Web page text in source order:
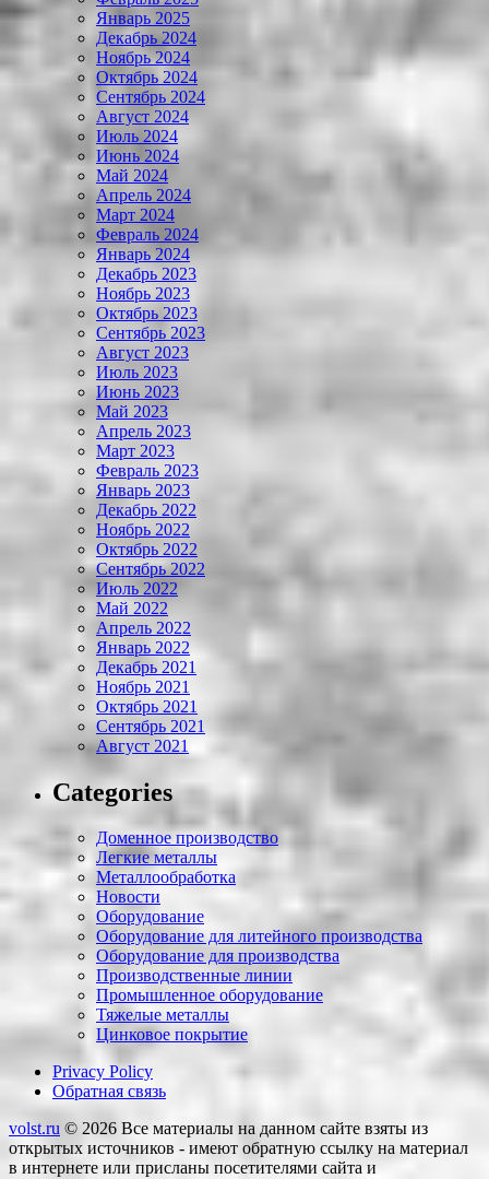
Январь 2025
Декабрь 2024
Ноябрь 2024
Октябрь 2024
Сентябрь 2024
Август 2024
Июль 2024
Июнь 2024
Май 2024
Апрель 2024
Март 2024
Февраль 2024
Январь 2024
Декабрь 2023
Ноябрь 2023
Октябрь 2023
Сентябрь 2023
Август 2023
Июль 2023
Июнь 2023
Май 2023
Апрель 2023
Март 2023
Февраль 2023
Январь 2023
Декабрь 2022
Ноябрь 2022
Октябрь 2022
Сентябрь 2022
Июль 2022
Май 2022
Апрель 2022
Январь 2022
Декабрь 2021
Ноябрь 2021
Октябрь 2021
Сентябрь 2021
Август 2021
Categories
Доменное производство
Легкие металлы
Металлообработка
Новости
Оборудование
Оборудование для литейного производства
Оборудование для производства
Производственные линии
Промышленное оборудование
Тяжелые металлы
Цинковое покрытие
Privacy Policy
Обратная связь
volst.ru © 2026 Все материалы на данном сайте взяты из
открытых источников - имеют обратную ссылку на материал
в интернете или присланы посетителями сайта и